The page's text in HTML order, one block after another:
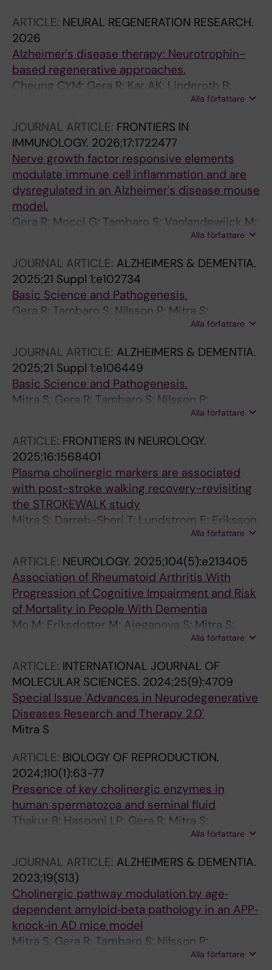
ARTICLE: NEURAL REGENERATION RESEARCH.
2026
Alzheimer's disease therapy: Neurotrophin-
based regenerative approaches.
Cheung CYM; Gera R; Kar AK; Linderoth B;
Alla författare
JOURNAL ARTICLE: FRONTIERS IN
IMMUNOLOGY. 2026;17:1722477
Nerve growth factor responsive elements
modulate immune cell inflammation and are
dysregulated in an Alzheimer's disease mouse
model.
Gera R; Mocci G; Tambaro S; Vanlandewijck M;
Alla författare
JOURNAL ARTICLE: ALZHEIMERS & DEMENTIA.
2025;21 Suppl 1:e102734
Basic Science and Pathogenesis.
Gera R; Tambaro S; Nilsson P; Mitra S;
Alla författare
JOURNAL ARTICLE: ALZHEIMERS & DEMENTIA.
2025;21 Suppl 1:e106449
Basic Science and Pathogenesis.
Mitra S; Gera R; Tambaro S; Nilsson P;
Linderoth B; Behbahani H; Darreh-Shori T;
Alla författare
ARTICLE: FRONTIERS IN NEUROLOGY.
2025;16:1568401
Plasma cholinergic markers are associated
with post-stroke walking recovery-revisiting
the STROKEWALK study
Mitra S; Darreh-Shori T; Lundstrom E; Eriksson
S; Cederholm T; Eriksdotter M; Vahlberg B
Alla författare
ARTICLE: NEUROLOGY. 2025;104(5):e213405
Association of Rheumatoid Arthritis With
Progression of Cognitive Impairment and Risk
of Mortality in People With Dementia
Mo M; Eriksdotter M; Ajeganova S; Mitra S;
Alla författare
ARTICLE: INTERNATIONAL JOURNAL OF
MOLECULAR SCIENCES. 2024;25(9):4709
Special Issue 'Advances in Neurodegenerative
Diseases Research and Therapy 2.0'
Mitra S
ARTICLE: BIOLOGY OF REPRODUCTION.
2024;110(1):63-77
Presence of key cholinergic enzymes in
human spermatozoa and seminal fluid
Thakur B; Hasooni LP; Gera R; Mitra S;
Alla författare
JOURNAL ARTICLE: ALZHEIMERS & DEMENTIA.
2023;19(S13)
Cholinergic pathway modulation by age‐
dependent amyloid‐beta pathology in an APP‐
knock‐in AD mice model
Mitra S; Gera R; Tambaro S; Nilsson P;
Linderoth B; Behbahani H; Darreh‐Shori T;
Alla författare